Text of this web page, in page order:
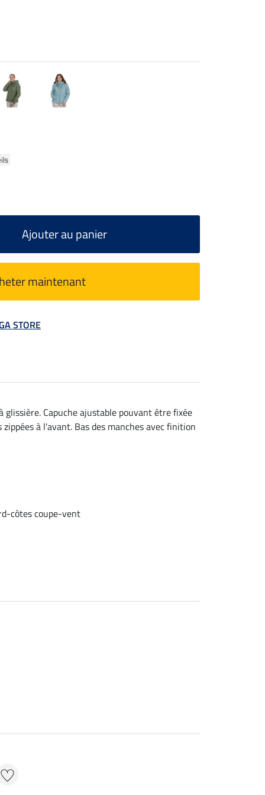
Ajouter au panier
maintenant
STORE
Capuche ajustable pouvant être fixée
à l'avant. Bas des manches avec finition
côtes coupe-vent